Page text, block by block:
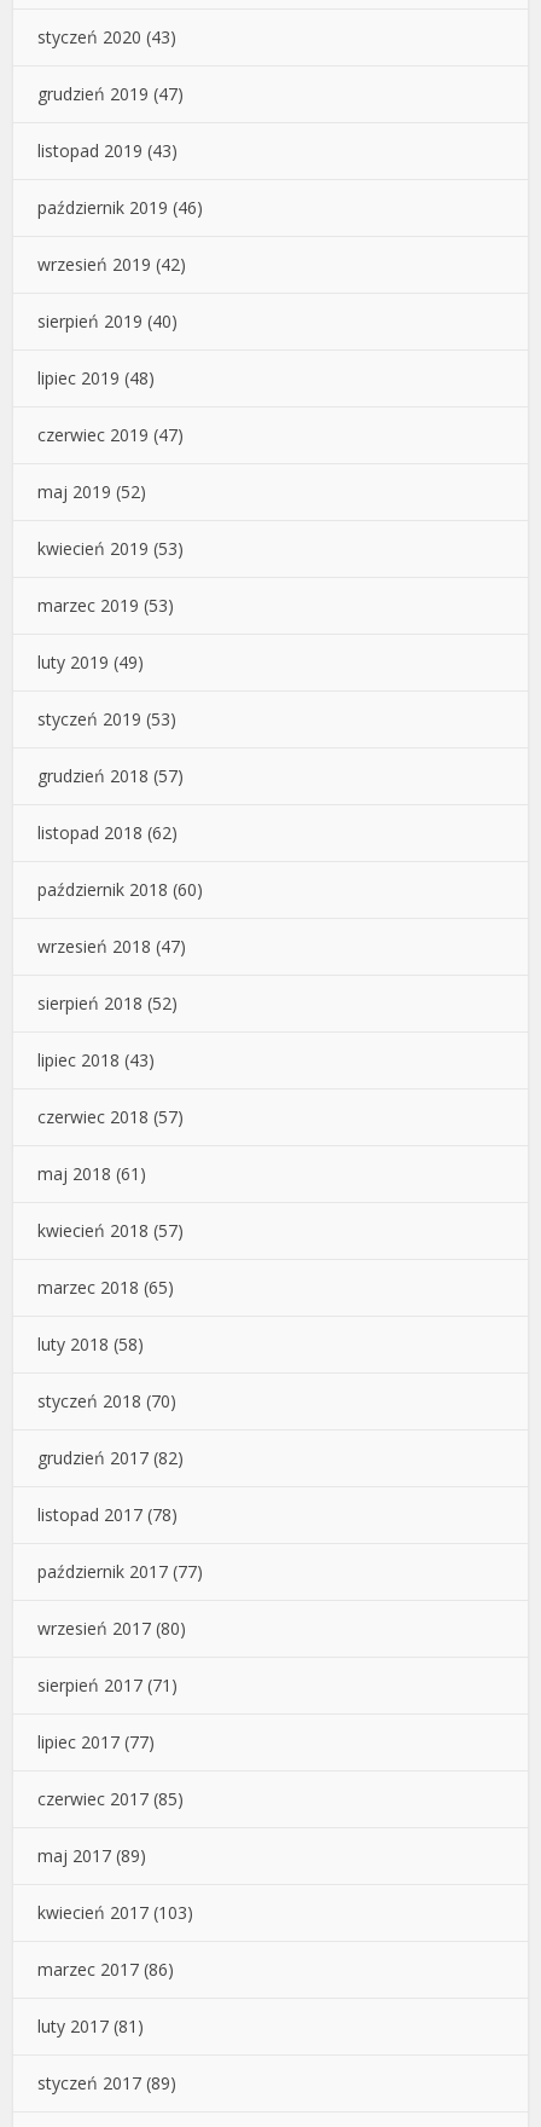
styczeń 2020 (43)
grudzień 2019 (47)
listopad 2019 (43)
październik 2019 (46)
wrzesień 2019 (42)
sierpień 2019 (40)
lipiec 2019 (48)
czerwiec 2019 (47)
maj 2019 (52)
kwiecień 2019 (53)
marzec 2019 (53)
luty 2019 (49)
styczeń 2019 (53)
grudzień 2018 (57)
listopad 2018 (62)
październik 2018 (60)
wrzesień 2018 (47)
sierpień 2018 (52)
lipiec 2018 (43)
czerwiec 2018 (57)
maj 2018 (61)
kwiecień 2018 (57)
marzec 2018 (65)
luty 2018 (58)
styczeń 2018 (70)
grudzień 2017 (82)
listopad 2017 (78)
październik 2017 (77)
wrzesień 2017 (80)
sierpień 2017 (71)
lipiec 2017 (77)
czerwiec 2017 (85)
maj 2017 (89)
kwiecień 2017 (103)
marzec 2017 (86)
luty 2017 (81)
styczeń 2017 (89)